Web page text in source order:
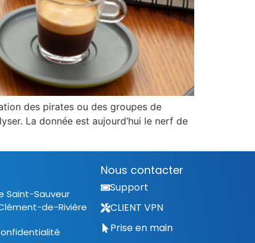
des pirates ou des groupes de
La donnée est aujourd’hui le nerf de
Saint-Sauveur
de-Rivière
Nous contacter
Support
CLIENT VPN
Prise en main